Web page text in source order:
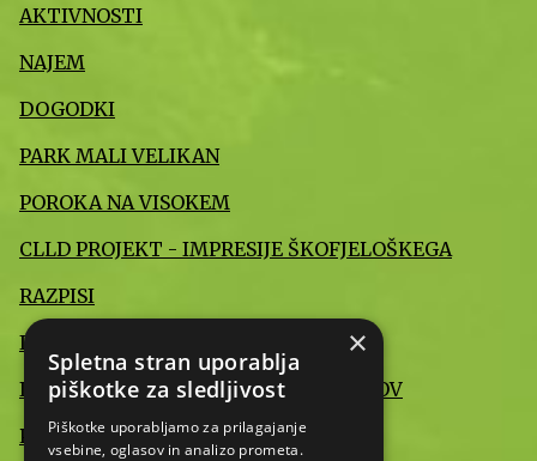
AKTIVNOSTI
NAJEM
DOGODKI
PARK MALI VELIKAN
POROKA NA VISOKEM
CLLD PROJEKT - IMPRESIJE ŠKOFJELOŠKEGA
RAZPISI
INFORMACIJE JAVNEGA ZNAČAJA
IZJAVA O VARSTVU OSEBNIH PODATKOV
POMEMBNE INFORMACIJE
×
Spletna stran uporablja
piškotke za sledljivost
Piškotke uporabljamo za prilagajanje
vsebine, oglasov in analizo prometa.